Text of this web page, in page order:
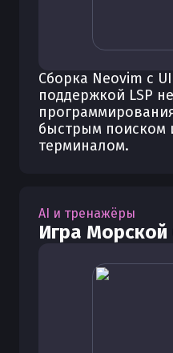
Сборка Neovim с
поддержкой LSP
быстрым поиском
терминалом.
AI и тренажёры
Игра Морской